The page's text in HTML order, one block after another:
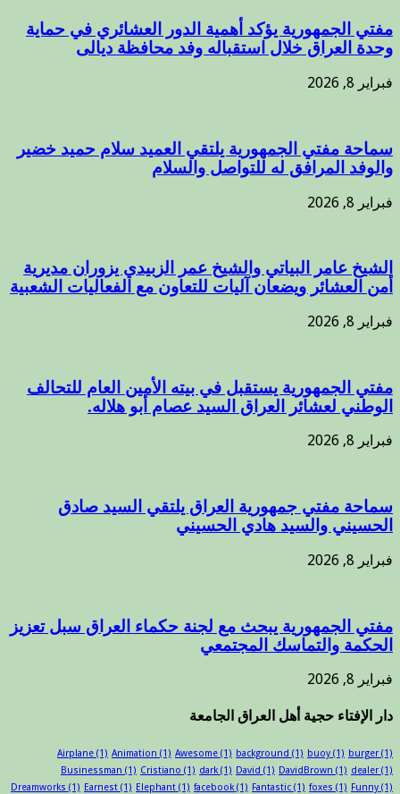
مفتي الجمهورية يؤكد أهمية الدور العشائري في حماية
وحدة العراق خلال استقباله وفد محافظة ديالى
فبراير 8, 2026
سماحة مفتي الجمهورية يلتقي العميد سلام حميد خضير
والوفد المرافق له للتواصل والسلام
فبراير 8, 2026
الشيخ عامر البياتي والشيخ عمر الزبيدي يزوران مديرية
أمن العشائر ويضعان آليات للتعاون مع الفعاليات الشعبية
فبراير 8, 2026
مفتي الجمهورية يستقبل في بيته الأمين العام للتحالف
الوطني لعشائر العراق السيد عصام أبو هلاله.
فبراير 8, 2026
سماحة مفتي جمهورية العراق يلتقي السيد صادق
الحسيني والسيد هادي الحسيني
فبراير 8, 2026
مفتي الجمهورية يبحث مع لجنة حكماء العراق سبل تعزيز
الحكمة والتماسك المجتمعي
فبراير 8, 2026
دار الإفتاء حجية أهل العراق الجامعة
Airplane (1) Animation (1) Awesome (1) background (1) buoy (1) burger (1)
Businessman (1) Cristiano (1) dark(1) David (1) DavidBrown (1) dealer (1)
Dreamworks (1) Earnest (1) Elephant (1) facebook(1) Fantastic (1) foxes (1) Funny (1)